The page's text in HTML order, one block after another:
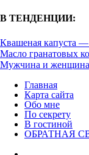
В ТЕНДЕНЦИИ:
Квашеная капуста
Масло гранатовых
Мужчина и женщина
Главная
Карта сайта
Обо мне
По секрету
В гостиной
ОБРАТНАЯ